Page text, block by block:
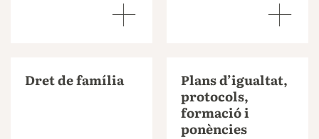
Dret de família
Plans d’igualtat,
protocols,
formació i
ponències